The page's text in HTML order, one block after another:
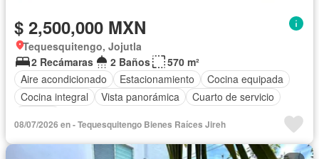
$ 2,500,000 MXN
Tequesquitengo, Jojutla
2 Recámaras
2 Baños
570 m²
Aire acondicionado
Estacionamiento
Cocina equipada
Cocina integral
Vista panorámica
Cuarto de servicio
08/07/2026 en - Tequesquitengo Bienes Raíces Jireh